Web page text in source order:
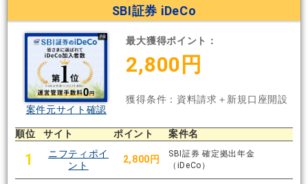
SBI証券 iDeCo
案件元サイト確認
最大獲得ポイント：
2,800円
獲得条件：資料請求＋新規口座開設
順位 サイト ポイント 案件名
1
ニフティポイ
ント
2,800円
SBI証券 確定拠出年金
（iDeCo）